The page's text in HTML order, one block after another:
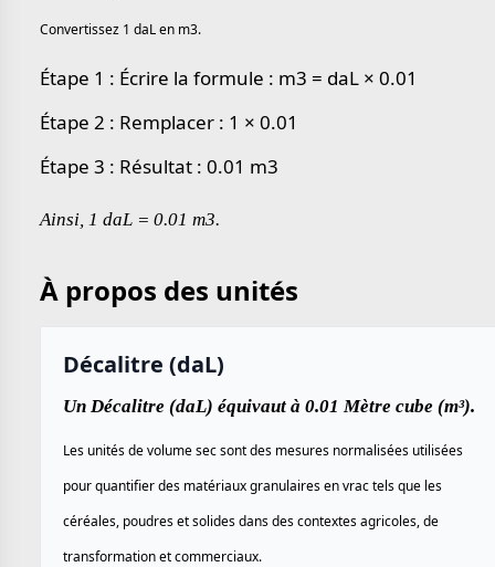
Convertissez 1 daL en m3.
Étape 1 : Écrire la formule : m3 = daL × 0.01
Étape 2 : Remplacer : 1 × 0.01
Étape 3 : Résultat : 0.01 m3
Ainsi, 1 daL = 0.01 m3.
À propos des unités
Décalitre (daL)
Un Décalitre (daL) équivaut à 0.01 Mètre cube (m³).
Les unités de volume sec sont des mesures normalisées utilisées
pour quantifier des matériaux granulaires en vrac tels que les
céréales, poudres et solides dans des contextes agricoles, de
transformation et commerciaux.